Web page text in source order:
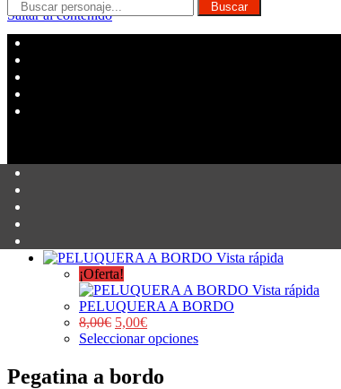
Saltar al contenido
Buscar
Vista rápida
¡Oferta!
Vista rápida
PELUQUERA A BORDO
8,00€ 5,00€
Seleccionar opciones
Pegatina a bordo